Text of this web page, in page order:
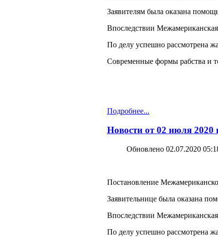
Заявителям была оказана
Впоследствии
По делу успешно рассмотрена
Современные формы рабства и
Подробнее...
Новости от 02 июля
Обновлено 02.07.2020
Постановление
Заявительнице была оказана
Впоследствии
По делу успешно рассмотрена